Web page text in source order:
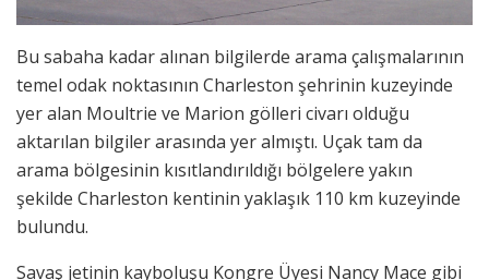
Bu sabaha kadar alınan bilgilerde arama çalışmalarının
temel odak noktasının Charleston şehrinin kuzeyinde
yer alan Moultrie ve Marion gölleri civarı olduğu
aktarılan bilgiler arasında yer almıştı. Uçak tam da
arama bölgesinin kısıtlandırıldığı bölgelere yakın
şekilde Charleston kentinin yaklaşık 110 km kuzeyinde
bulundu.
Savaş jetinin kayboluşu Kongre Üyesi Nancy Mace gibi